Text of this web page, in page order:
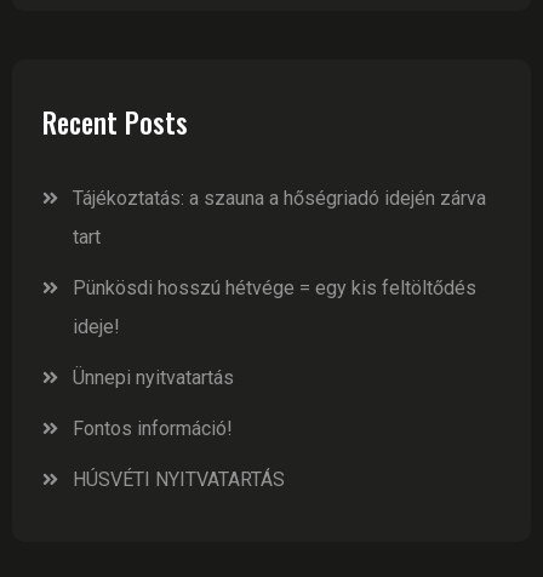
Recent Posts
Tájékoztatás: a szauna a hőségriadó idején zárva
tart
Pünkösdi hosszú hétvége = egy kis feltöltődés
ideje!
Ünnepi nyitvatartás
Fontos információ!
HÚSVÉTI NYITVATARTÁS